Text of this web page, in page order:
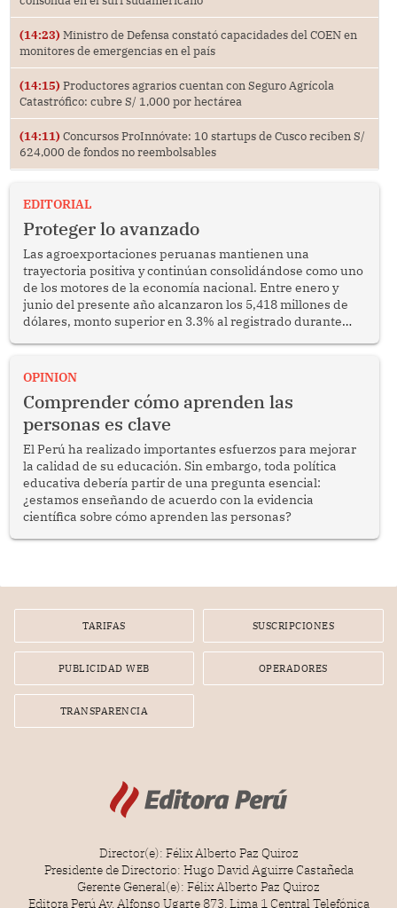
(14:23) Ministro de Defensa constató capacidades del COEN en
monitores de emergencias en el país
(14:15) Productores agrarios cuentan con Seguro Agrícola
Catastrófico: cubre S/ 1,000 por hectárea
(14:11) Concursos ProInnóvate: 10 startups de Cusco reciben S/
624,000 de fondos no reembolsables
EDITORIAL
Proteger lo avanzado
Las agroexportaciones peruanas mantienen una
trayectoria positiva y continúan consolidándose como uno
de los motores de la economía nacional. Entre enero y
junio del presente año alcanzaron los 5,418 millones de
dólares, monto superior en 3.3% al registrado durante
competir en los mercados internacionales y generar
país.
OPINION
Comprender cómo aprenden las
personas es clave
El Perú ha realizado importantes esfuerzos para mejorar
la calidad de su educación. Sin embargo, toda política
educativa debería partir de una pregunta esencial:
¿estamos enseñando de acuerdo con la evidencia
científica sobre cómo aprenden las personas?
TARIFAS SUSCRIPCIONES
PUBLICIDAD WEB OPERADORES
TRANSPARENCIA
Director(e): Félix Alberto Paz Quiroz
Presidente de Directorio: Hugo David Aguirre Castañeda
Gerente General(e): Félix Alberto Paz Quiroz
Editora Perú Av. Alfonso Ugarte 873, Lima 1 Central Telefónica